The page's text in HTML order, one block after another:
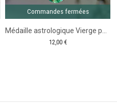
Commandes fermées
12,00 €